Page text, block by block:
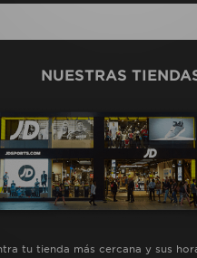
NUESTRAS
tu tienda más cercana y sus